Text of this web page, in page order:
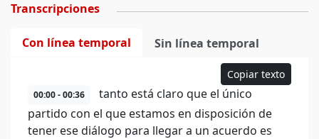
Transcripciones
Con línea temporal Sin línea temporal
Copiar texto
00:00 - 00:36
tanto está claro que el único
partido con el que estamos en disposición de
tener ese diálogo para llegar a un acuerdo es